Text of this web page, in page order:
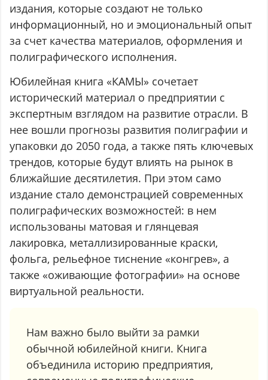
издания, которые создают не только
информационный, но и эмоциональный опыт
за счет качества материалов, оформления и
полиграфического исполнения.
Юбилейная книга «КАМЫ» сочетает
исторический материал о предприятии с
экспертным взглядом на развитие отрасли. В
нее вошли прогнозы развития полиграфии и
упаковки до 2050 года, а также пять ключевых
трендов, которые будут влиять на рынок в
ближайшие десятилетия. При этом само
издание стало демонстрацией современных
полиграфических возможностей: в нем
использованы матовая и глянцевая
лакировка, металлизированные краски,
фольга, рельефное тиснение «конгрев», а
также «оживающие фотографии» на основе
виртуальной реальности.
Нам важно было выйти за рамки
обычной юбилейной книги. Книга
объединила историю предприятия,